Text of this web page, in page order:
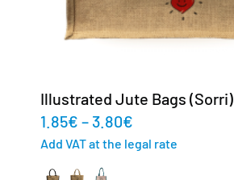
Illustrated Jute Bags (Sorri)
1.85€ – 3.80€
Add VAT at the legal rate